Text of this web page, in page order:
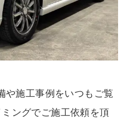
や施工事例をいつもご覧
ングでご施工依頼を頂